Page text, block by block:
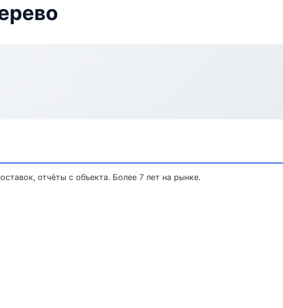
отчёты с объекта. Более 7 лет на рынке.